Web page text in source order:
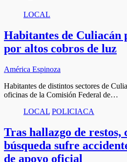
LOCAL
Habitantes de Culiacán
por altos cobros de luz
América Espinoza
Habitantes de distintos sectores de
oficinas de la Comisión Federal de…
LOCAL POLICIACA
Tras hallazgo de restos,
búsqueda sufre
de apoyo oficial